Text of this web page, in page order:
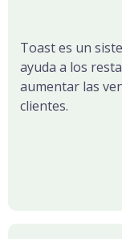
Toast es un
ayuda a los
aumentar las
clientes.